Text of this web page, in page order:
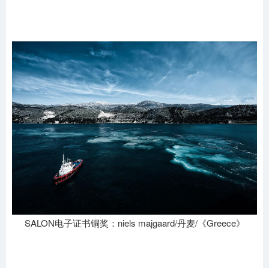
SALON电子证书铜奖：niels majgaard/丹麦/《Greece》